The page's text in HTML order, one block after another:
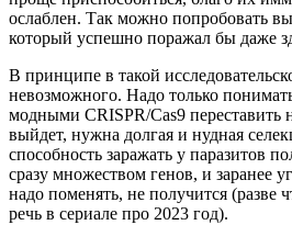
ослаблен. Так можно попробовать
который успешно поражал бы даже
В принципе в такой
невозможного. Надо только
модными CRISPR/Cas9 переставить
выйдет, нужна долгая и нудная
способность заражать у паразитов
сразу множеством генов, и заранее
надо поменять, не получится (разве
речь в сериале про 2023 год).